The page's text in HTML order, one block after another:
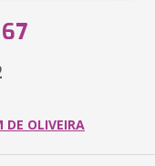
DE OLIVEIRA